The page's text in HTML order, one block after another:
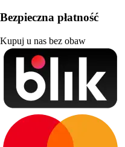
Bezpieczna płatność
Kupuj u nas bez obaw